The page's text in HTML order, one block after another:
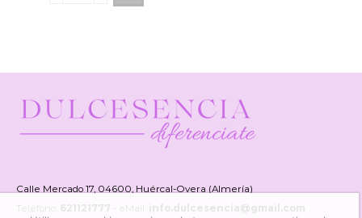
Mikado
Noire
cantidad
Calle Mercado 17, 04600, Huércal-Overa (Almería)
Teléfono: 621121777 info.dulcesencia@gmail.com